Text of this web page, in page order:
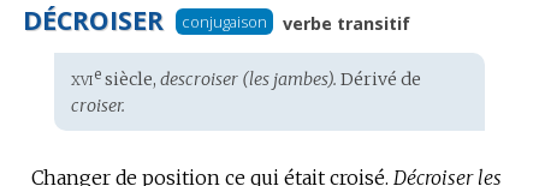
DÉCROISER conjugaison verbe transitif
Étymologie
:
xviesiècle, descroiser (les jambes). Dérivé de
croiser.
Changer de position ce qui était croisé. Décroiser les